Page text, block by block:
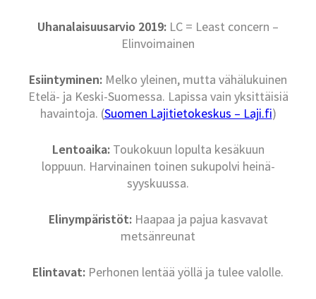
Uhanalaisuusarvio 2019: LC = Least concern –
Elinvoimainen
Esiintyminen: Melko yleinen, mutta vähälukuinen
Etelä- ja Keski-Suomessa. Lapissa vain yksittäisiä
havaintoja. (Suomen Lajitietokeskus – Laji.fi)
Lentoaika:Toukokuun lopulta kesäkuun
loppuun. Harvinainen toinen sukupolvi heinä-
syyskuussa.
Elinympäristöt:Haapaa ja pajua kasvavat
metsänreunat
Elintavat: Perhonen lentää yöllä ja tulee valolle.